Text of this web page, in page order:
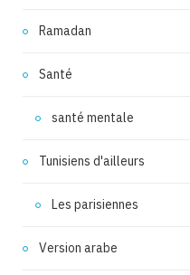
Ramadan
Santé
santé mentale
Tunisiens d'ailleurs
Les parisiennes
Version arabe